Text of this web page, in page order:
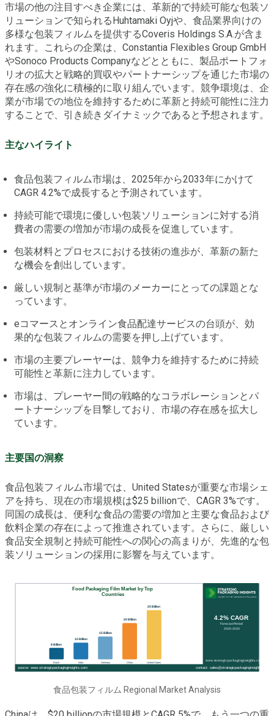
市場の他の注目すべき企業には、革新的で持続可能な包装ソ
リューションで知られるHuhtamaki Oyjや、食品業界向けの
多様な包装フィルムを提供するCoveris Holdings S.A.が含ま
れます。これらの企業は、Constantia Flexibles Group GmbH
やSonoco Products Companyなどとともに、製品ポートフォ
リオの拡大と戦略的買収やパートナーシップを通じた市場の
存在感の強化に積極的に取り組んでいます。競争環境は、企
業が市場での地位を維持するために革新と持続可能性に注力
することで、引き続きダイナミックであると予想されます。
主なハイライト
食品包装フィルム市場は、2025年から2033年にかけて
CAGR 4.2%で成長すると予測されています。
持続可能で環境に優しい包装ソリューションに対する消
費者の需要の増加が市場の成長を促進しています。
包装材料とプロセスにおける技術の進歩が、革新の新た
な機会を創出しています。
厳しい規制と基準が市場のメーカーにとっての課題とな
っています。
eコマースとオンライン食品配達サービスの台頭が、効
果的な包装フィルムの需要を押し上げています。
市場の主要プレーヤーは、競争力を維持するために持続
可能性と革新に注力しています。
市場は、プレーヤー間の戦略的なコラボレーションとパ
ートナーシップを目撃しており、市場の存在感を拡大し
ています。
主要国の洞察
食品包装フィルム市場では、United Statesが重要な市場シェ
アを持ち、現在の市場規模は$25 billionで、CAGR 3%です。
同国の成長は、便利な食品の需要の増加と主要な食品および
飲料企業の存在によって推進されています。さらに、厳しい
食品安全規制と持続可能性への関心の高まりが、先進的な包
装ソリューションの採用に影響を与えています。
食品包装フィルム Regional Market Analysis